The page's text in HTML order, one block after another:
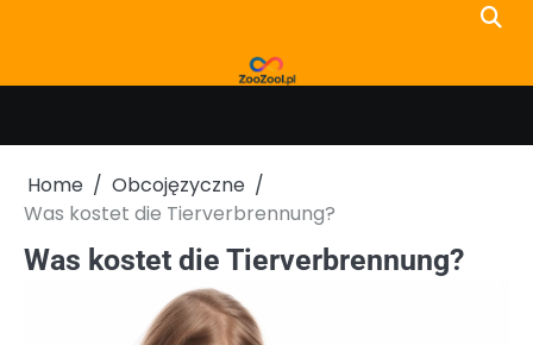
Home
Obcojęzyczne
Was kostet die Tierverbrennung?
Was kostet die Tierverbrennung?